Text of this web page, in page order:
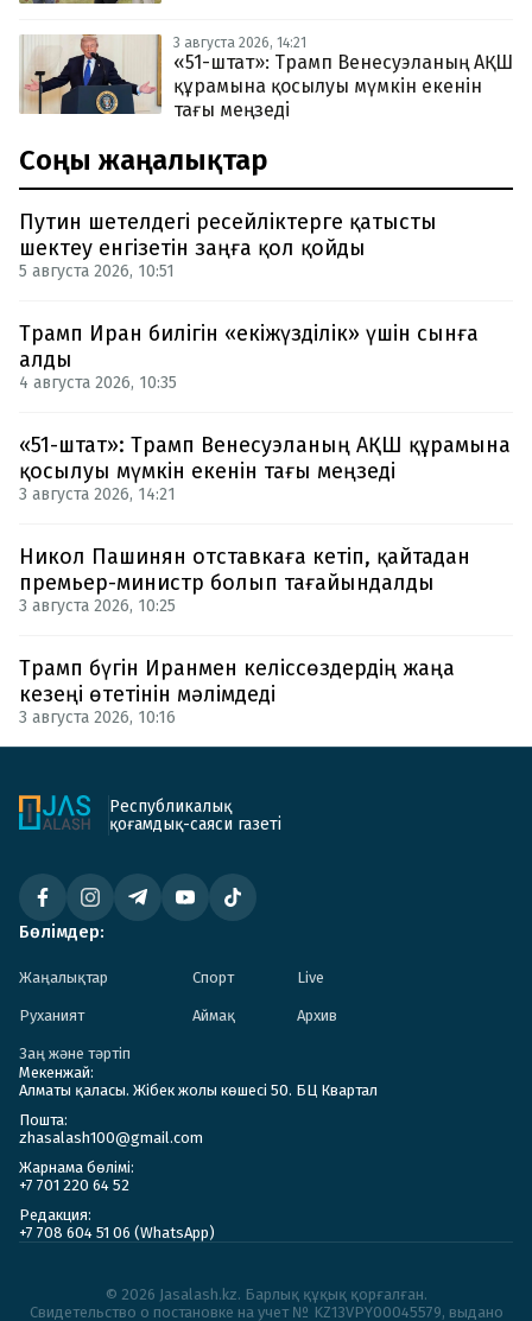
3 августа 2026, 14:21
«51-штат»: Трамп Венесуэланың АҚШ
құрамына қосылуы мүмкін екенін
тағы меңзеді
Соңғы жаңалықтар
Путин шетелдегі ресейліктерге қатысты
шектеу енгізетін заңға қол қойды
5 августа 2026, 10:51
Трамп Иран билігін «екіжүзділік» үшін сынға
алды
4 августа 2026, 10:35
«51-штат»: Трамп Венесуэланың АҚШ құрамына
қосылуы мүмкін екенін тағы меңзеді
3 августа 2026, 14:21
Никол Пашинян отставкаға кетіп, қайтадан
премьер-министр болып тағайындалды
3 августа 2026, 10:25
Трамп бүгін Иранмен келіссөздердің жаңа
кезеңі өтетінін мәлімдеді
3 августа 2026, 10:16
Республикалық
қоғамдық-саяси газеті
Бөлімдер:
Жаңалықтар Спорт Live
Руханият Аймақ Архив
Заң және тәртіп
Мекенжай:
Алматы қаласы. Жібек жолы көшесі 50. БЦ Квартал
Пошта:
zhasalash100@gmail.com
Жарнама бөлімі:
+7 701 220 64 52
Редакция:
+7 708 604 51 06 (WhatsApp)
© 2026 Jasalash.kz. Барлық құқық қорғалған.
Cвидетельство о постановке на учет № KZ13VPY00045579, выдано